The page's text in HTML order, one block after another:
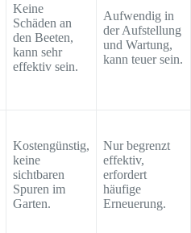
Keine
Schäden an
den Beeten,
kann sehr
effektiv sein.
Aufwendig in
der Aufstellung
und Wartung,
kann teuer sein.
Kostengünstig,
keine
sichtbaren
Spuren im
Garten.
Nur begrenzt
effektiv,
erfordert
häufige
Erneuerung.